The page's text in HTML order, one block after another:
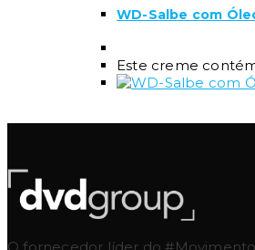
WD-Salbe com
Este creme